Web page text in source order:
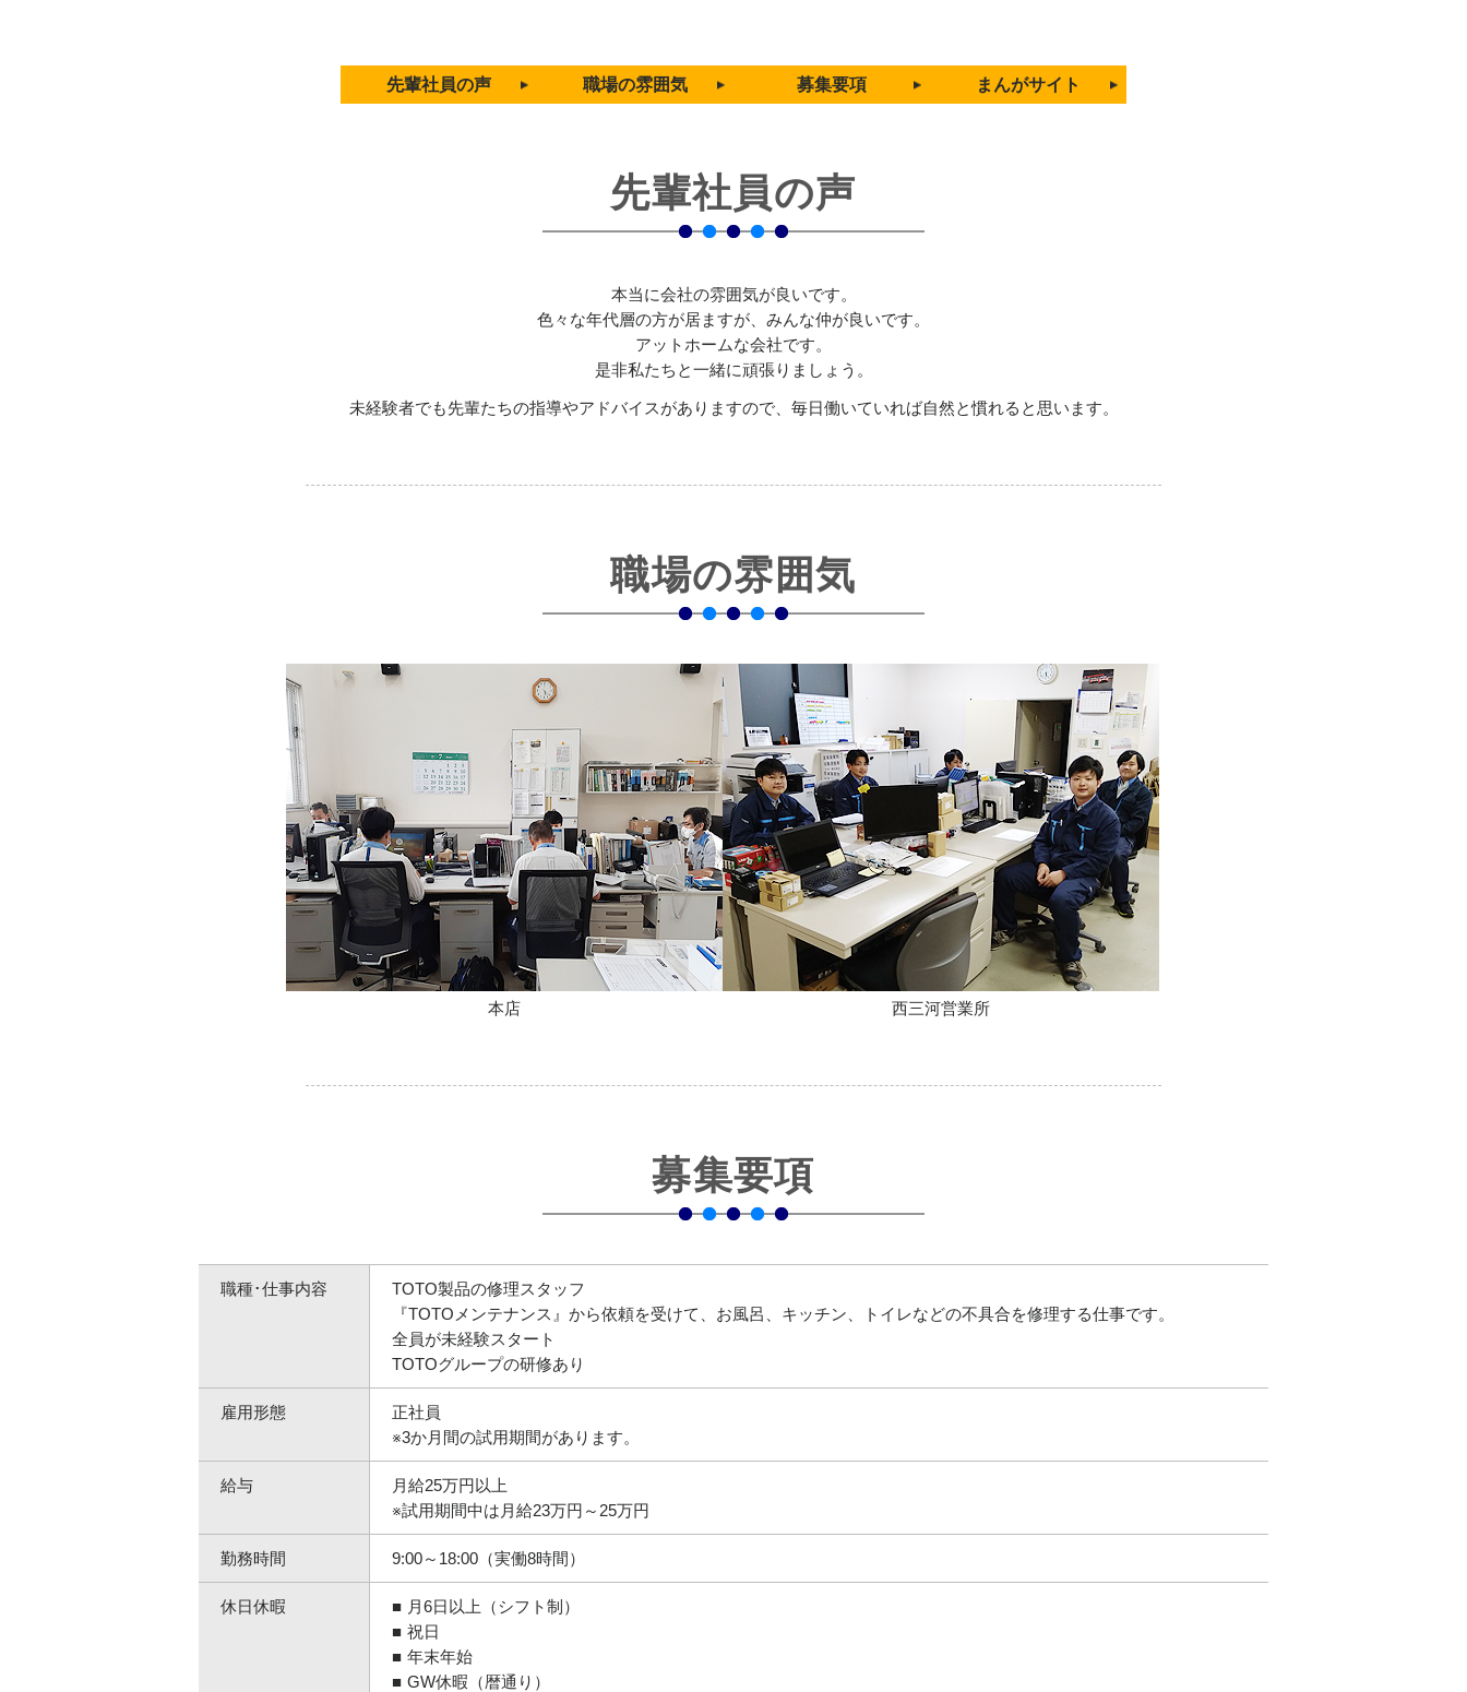
先輩社員の声 職場の雰囲気 募集要項 まんがサイト
先輩社員の声
本当に会社の雰囲気が良いです。
色々な年代層の方が居ますが、みんな仲が良いです。
アットホームな会社です。
是非私たちと一緒に頑張りましょう。
未経験者でも先輩たちの指導やアドバイスがありますので、毎日働いていれば自然と慣れると思います。
職場の雰囲気
本店 西三河営業所
募集要項
職種･仕事内容
TOTO製品の修理スタッフ
『TOTOメンテナンス』から依頼を受けて、お風呂、キッチン、トイレなどの不具合を修理する仕事です。
全員が未経験スタート
TOTOグループの研修あり
雇用形態
正社員
※3か月間の試用期間があります。
給与
月給25万円以上
※試用期間中は月給23万円～25万円
勤務時間 9:00～18:00（実働8時間）
休日休暇
月6日以上（シフト制）
祝日
年末年始
GW休暇（暦通り）